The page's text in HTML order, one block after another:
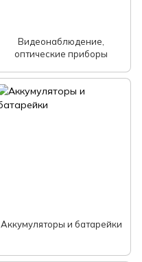
Видеонаблюдение,
оптические приборы
Аккумуляторы и батарейки